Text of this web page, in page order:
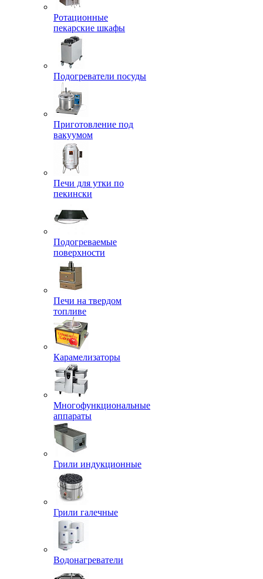
Ротационные
пекарские шкафы
Подогреватели посуды
Приготовление под
вакуумом
Печи для утки по
пекински
Подогреваемые
поверхности
Печи на твердом
топливе
Карамелизаторы
Многофункциональные
аппараты
Грили индукционные
Грили галечные
Водонагреватели